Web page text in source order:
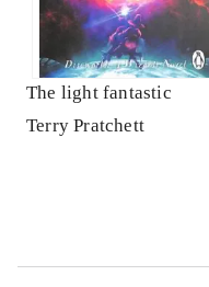
The light fantastic
Terry Pratchett